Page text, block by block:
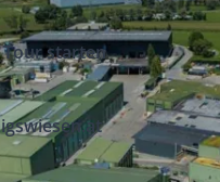
Tour starten